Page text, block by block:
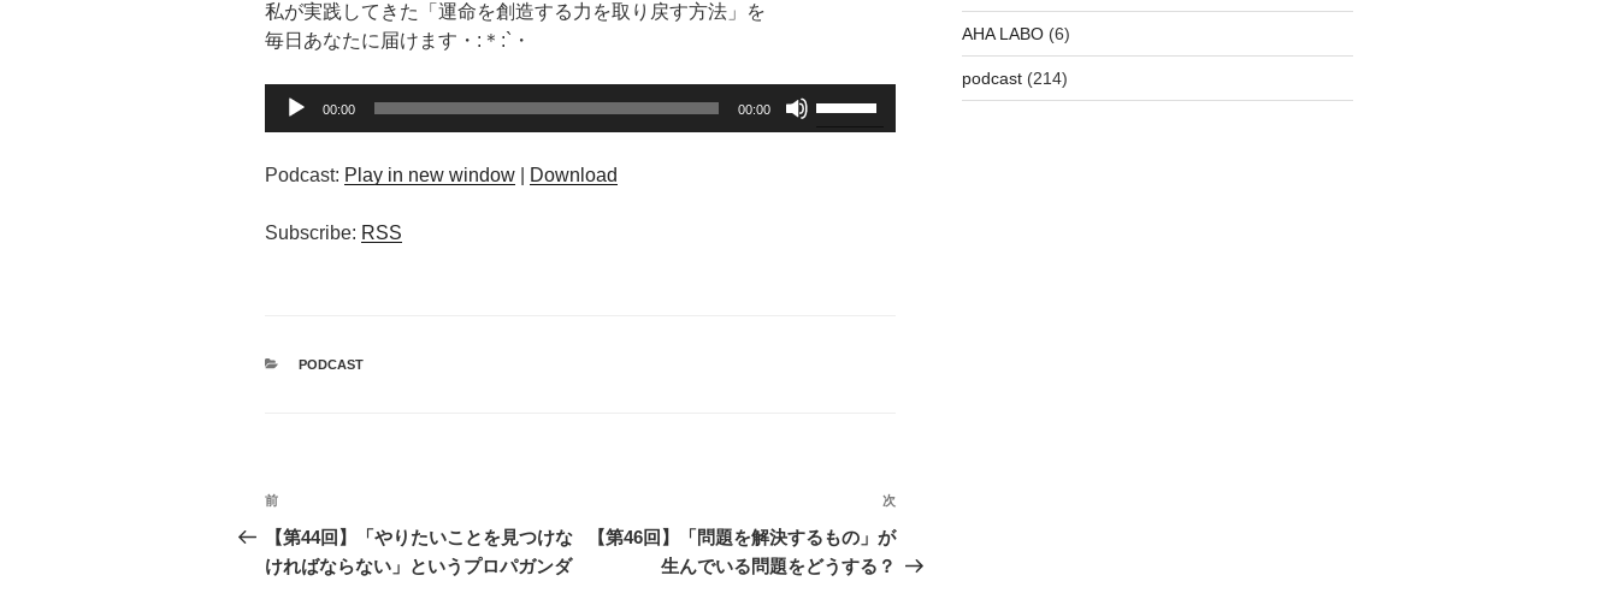
私が実践してきた「運命を創造する力を取り戻す方法」を
毎日あなたに届けます・:＊:`・
レ
ヤ
00:00 00:00
を
使
Podcast: Play in new window Download
Subscribe: RSS
カ
PODCAST
投
稿
ナ
前
の
投
前
【第44回】「やりたいことを見つけな
ければならない」というプロパガンダ
次
の
投
次
【第46回】「問題を解決するもの」が
生んでいる問題をどうする？
AHA LABO(6)
podcast(214)